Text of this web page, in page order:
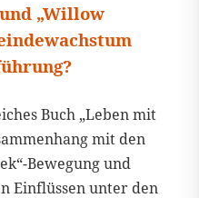
„Willow
Buch „Leben mit
mit den
Bewegung und
Einflüssen unter den